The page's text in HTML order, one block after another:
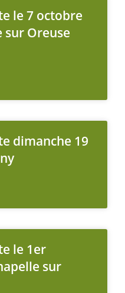
le 7 octobre
sur Oreuse
dimanche 19
le 1er
sur